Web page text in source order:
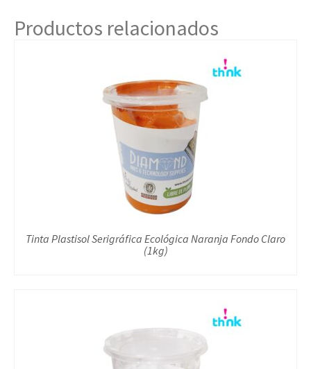
Productos relacionados
Tinta Plastisol Serigráfica Ecológica Naranja Fondo Claro
(1kg)